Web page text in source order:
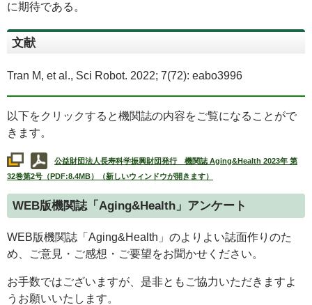
に期待である。
文献
Tran M, et al., Sci Robot. 2022; 7(72): eabo3996
以下をクリックすると機関誌の内容をご覧になることがで
きます。
公益財団法人長寿科学振興財団発行 機関誌 Aging&Health 2023年 第
32巻第2号（PDF:8.4MB）（新しいウィンドウが開きます）
WEB版機関誌「 Aging&Health 」アンケート
WEB版機関誌「 Aging&Health 」のよりよい誌面作りのた
め、ご意見・ご感想・ご要望をお聞かせください。
お手数ではございますが、是非ともご協力いただきますよ
うお願いいたします。